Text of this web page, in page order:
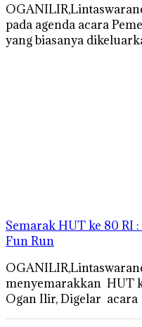
pada agenda acara
yang biasanya
Semarak HUT ke 80 RI
Fun Run
menyemarakkan HUT
Ogan Ilir, Digelar